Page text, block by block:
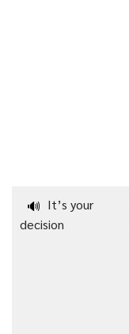
🔊 It’s your
decision